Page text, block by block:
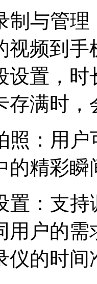
制与管
视频到手
设置，时
存满时
照：用
精彩瞬
置：支
用户的
仪的时间